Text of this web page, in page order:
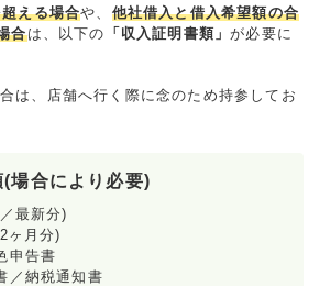
える場合や、 他社借入と借入希望額の合
合は、以下の 「収入証明書類」が必要に
は、店舗へ行く際に念のため持参してお
場合により必要)
最新分)
ヶ月分)
申告書
／納税通知書